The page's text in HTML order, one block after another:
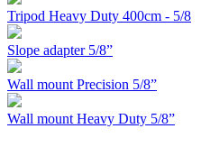
Tripod Heavy Duty 400cm - 5/8
Slope adapter 5/8”
Wall mount Precision 5/8”
Wall mount Heavy Duty 5/8”